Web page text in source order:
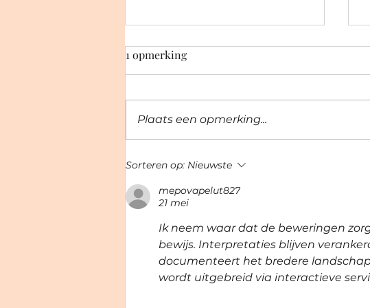
De wenkbrauwlift
1 opmerking
Plaats een opmerking...
Sorteren op: Nieuwste
mepovapelut827
21 mei
Ik neem waar dat de beweringen
bewijs. Interpretaties blijven
documenteert het bredere
wordt uitgebreid via interactieve